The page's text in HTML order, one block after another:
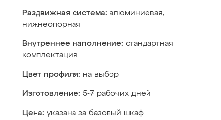
Раздвижная система: алюминиевая,
нижнеопорная
Внутреннее наполнение: стандартная
комплектация
Цвет профиля: на выбор
Изготовление: 5-7 рабочих дней
Цена: указана за базовый шкаф